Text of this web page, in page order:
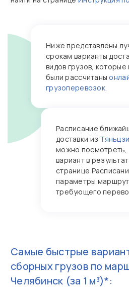
Ниже представлены
срокам варианты
видов грузов,
были рассчитаны
грузоперевозок.
Расписание
доставки из
можно посмотреть,
вариант в
странице
параметры
требующего
Самые быстрые
сборных грузов по
Челябинск (за 1 м³)*: